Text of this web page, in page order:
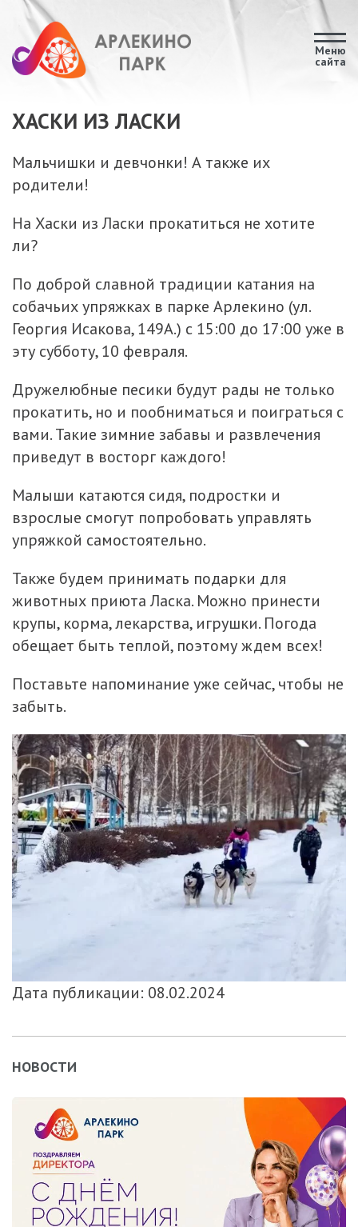
Меню
сайта
НОВОСТИ
ХАСКИ ИЗ ЛАСКИ
Мальчишки и девчонки! А также их
родители!
На Хаски из Ласки прокатиться не хотите
ли?
По доброй славной традиции катания на
собачьих упряжках в парке Арлекино (ул.
Георгия Исакова, 149А.) с 15:00 до 17:00 уже в
эту субботу, 10 февраля.
Дружелюбные песики будут рады не только
прокатить, но и пообниматься и поиграться с
вами. Такие зимние забавы и развлечения
приведут в восторг каждого!
Малыши катаются сидя, подростки и
взрослые смогут попробовать управлять
упряжкой самостоятельно.
Также будем принимать подарки для
животных приюта Ласка. Можно принести
крупы, корма, лекарства, игрушки. Погода
обещает быть теплой, поэтому ждем всех!
Поставьте напоминание уже сейчас, чтобы не
забыть.
Дата публикации: 08.02.2024